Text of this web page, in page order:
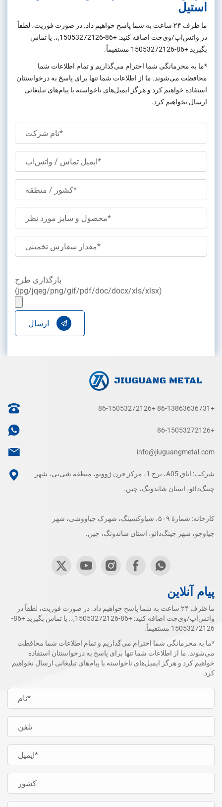
استیل
ما ظرف ۲۴ ساعت به شما پاسخ خواهیم داد. در صورت فوریت، لطفاً
در واتس‌اپ/وی‌چت اضافه کنید: +86-15053272126
,،. یا تماس
بگیرید +86-15053272126
مستقیماً.
*ما به محرمانگی شما احترام می‌گذاریم و تمام اطلاعات شما
محافظت می‌شوند. ما از اطلاعات شما تنها برای پاسخ به درخواستتان
استفاده خواهیم کرد و هرگز ایمیل‌های ناخواسته یا پیام‌های تبلیغاتی
ارسال نخواهیم کرد.
بارگذاری طرح
(jpg/jqeg/png/gif/pdf/doc/docx/xls/xlsx)
ارسال
+86-13863636731
+86-15053272126
+86-15053272126
info@jiuguangmetal.com
شرکت: اتاق A05، برج 1، مرکز قرن ژوویو، منطقه شی‌بی، شهر
چینگ‌دائو، استان شاندونگ، چین.
کارخانه: شمارهٔ ۵۰۹، شیاوکسینگ، شهرک جیاووشی، شهر
جیاوچو، شهر چینگ‌دائو، استان شاندونگ، چین.
پیام آنلاین
ما ظرف ۲۴ ساعت به شما پاسخ خواهیم داد. در صورت فوریت، لطفاً در
واتس‌اپ/وی‌چت اضافه کنید: +86-15053272126 ,،. یا تماس بگیرید
+86-
15053272126 مستقیماً.
*ما به محرمانگی شما احترام می‌گذاریم و تمام اطلاعات شما محافظت
می‌شوند. ما از اطلاعات شما تنها برای پاسخ به درخواستتان استفاده
خواهیم کرد و هرگز ایمیل‌های ناخواسته یا پیام‌های تبلیغاتی ارسال نخواهیم
کرد.